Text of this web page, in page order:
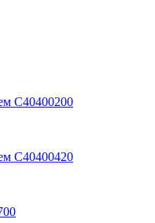
С40400200
С40400420